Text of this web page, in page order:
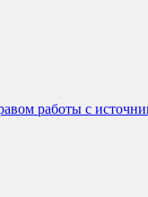
работы с